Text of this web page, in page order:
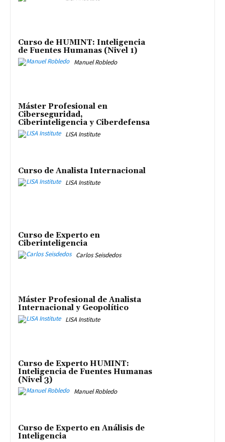
Curso de HUMINT: Inteligencia
de Fuentes Humanas (Nivel 1)
Manuel Robledo
Máster Profesional en
Ciberseguridad,
Ciberinteligencia y Ciberdefensa
LISA Institute
Curso de Analista Internacional
LISA Institute
Curso de Experto en
Ciberinteligencia
Carlos Seisdedos
Máster Profesional de Analista
Internacional y Geopolítico
LISA Institute
Curso de Experto HUMINT:
Inteligencia de Fuentes Humanas
(Nivel 3)
Manuel Robledo
Curso de Experto en Análisis de
Inteligencia